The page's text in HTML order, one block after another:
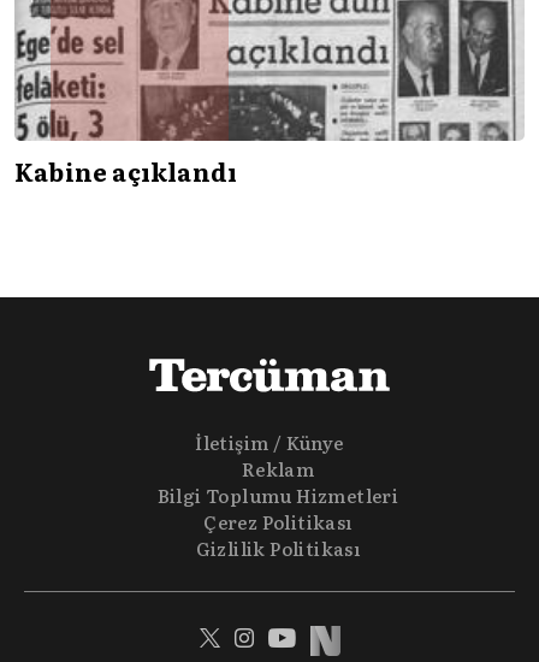
Kabine açıklandı
İletişim / Künye
Reklam
Bilgi Toplumu Hizmetleri
Çerez Politikası
Gizlilik Politikası